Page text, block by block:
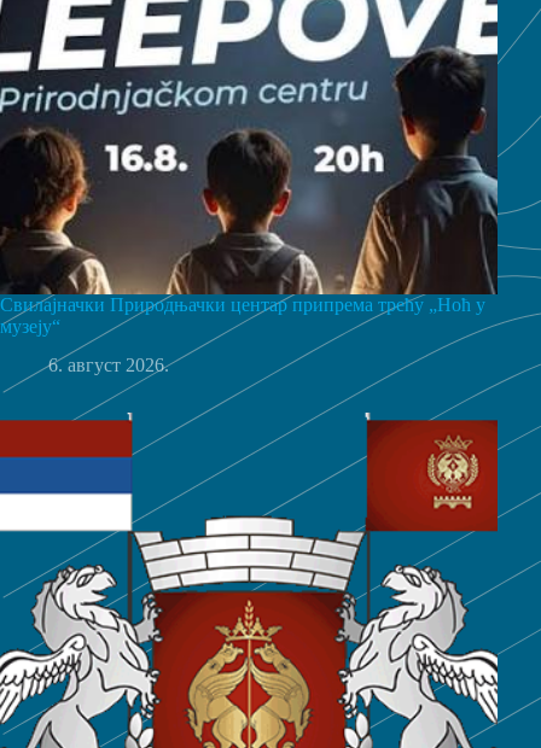
Свилајначки Природњачки центар припрема трећу „Ноћ у
музеју“
6. август 2026.